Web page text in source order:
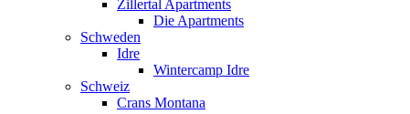
Zillertal Apartments
Die Apartments
Schweden
Idre
Wintercamp Idre
Schweiz
Crans Montana